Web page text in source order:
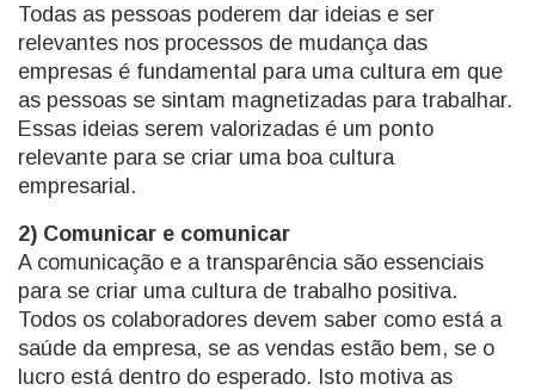
Todas as pessoas poderem dar ideias e ser
relevantes nos processos de mudança das
empresas é fundamental para uma cultura em que
as pessoas se sintam magnetizadas para trabalhar.
Essas ideias serem valorizadas é um ponto
relevante para se criar uma boa cultura
empresarial.
2) Comunicar e comunicar
A comunicação e a transparência são essenciais
para se criar uma cultura de trabalho positiva.
Todos os colaboradores devem saber como está a
saúde da empresa, se as vendas estão bem, se o
lucro está dentro do esperado. Isto motiva as